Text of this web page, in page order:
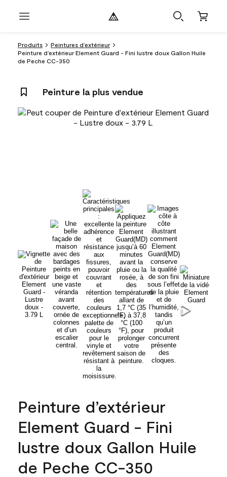
Produits
Peintures d’extérieur
Peinture d’extérieur Element Guard - Fini lustre doux Gallon Huile
de Peche CC-350
Peinture la plus vendue
Peinture d’extérieur
Element Guard - Fini
lustre doux Gallon Huile
de Peche CC-350